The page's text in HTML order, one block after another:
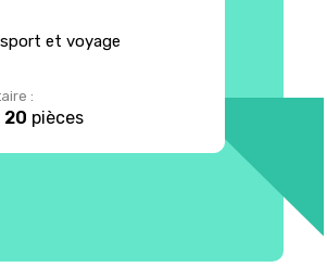
et voyage
:
20 pièces
Prix